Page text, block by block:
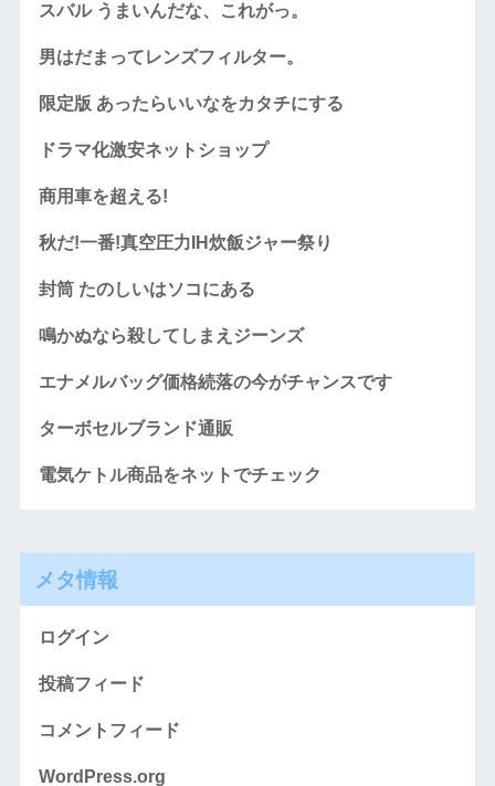
スバル うまいんだな、これがっ。
男はだまってレンズフィルター。
限定版 あったらいいなをカタチにする
ドラマ化激安ネットショップ
商用車を超える!
秋だ!一番!真空圧力IH炊飯ジャー祭り
封筒 たのしいはソコにある
鳴かぬなら殺してしまえジーンズ
エナメルバッグ価格続落の今がチャンスです
ターボセルブランド通販
電気ケトル商品をネットでチェック
メタ情報
ログイン
投稿フィード
コメントフィード
WordPress.org